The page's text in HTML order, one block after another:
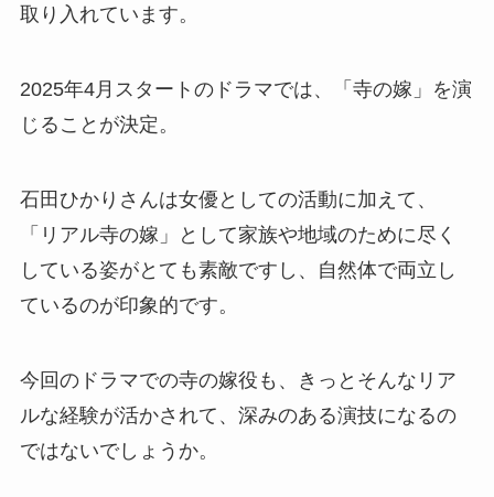
取り入れています。
2025年4月スタートのドラマでは、「寺の嫁」を演
じることが決定。
石田ひかりさんは女優としての活動に加えて、
「リアル寺の嫁」として家族や地域のために尽く
している姿がとても素敵ですし、自然体で両立し
ているのが印象的です。
今回のドラマでの寺の嫁役も、きっとそんなリア
ルな経験が活かされて、深みのある演技になるの
ではないでしょうか。